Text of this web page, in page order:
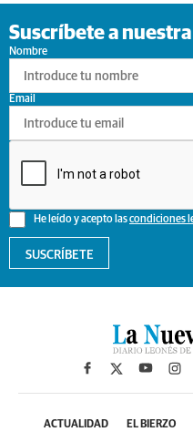
Suscríbete a
Nombre
He leído y acepto lascondiciones
Email
SUSCRÍBETE
ACTUALIDAD EL BIERZO